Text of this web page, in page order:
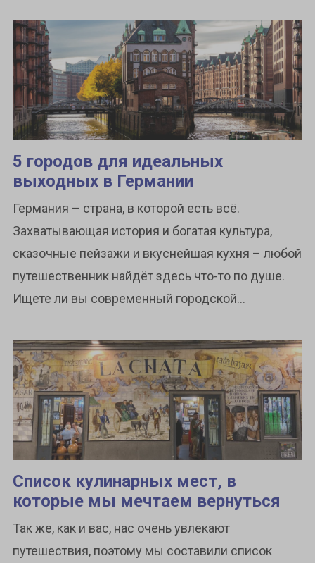
5 городов для идеальных
выходных в Германии
Германия – страна, в которой есть всё.
Захватывающая история и богатая культура,
сказочные пейзажи и вкуснейшая кухня – любой
путешественник найдёт здесь что-то по душе.
Ищете ли вы современный городской...
Список кулинарных мест, в
которые мы мечтаем вернуться
Так же, как и вас, нас очень увлекают
путешествия, поэтому мы составили список